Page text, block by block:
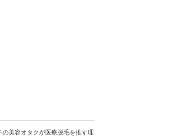
の美容オタクが医療脱毛を推す理